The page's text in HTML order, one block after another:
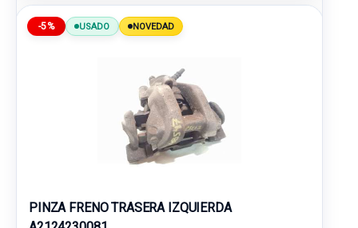
-5% USADO NOVEDAD
PINZA FRENO TRASERA IZQUIERDA